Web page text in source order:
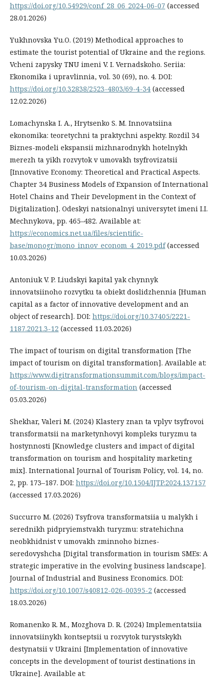
https://doi.org/10.54929/conf_28_06_2024-06-07 (accessed
28.01.2026)
Yukhnovska Yu.O. (2019) Methodical approaches to
estimate the tourist potential of Ukraine and the regions.
Vcheni zapysky TNU imeni V. I. Vernadskoho. Seriia:
Ekonomika i upravlinnia, vol. 30 (69), no. 4. DOI:
https://doi.org/10.32838/2523-4803/69-4-34 (accessed
12.02.2026)
Lomachynska I. A., Hrytsenko S. M. Innovatsiina
ekonomika: teoretychni ta praktychni aspekty. Rozdil 34
Biznes-modeli ekspansii mizhnarodnykh hotelnykh
merezh ta yikh rozvytok v umovakh tsyfrovizatsii
[Innovative Economy: Theoretical and Practical Aspects.
Chapter 34 Business Models of Expansion of International
Hotel Chains and Their Development in the Context of
Digitalization]. Odeskyi natsionalnyi universytet imeni I.I.
Mechnykova, pp. 465–482. Available at:
https://economics.net.ua/files/scientific-
base/monogr/mono_innov_econom_4_2019.pdf(accessed
10.03.2026)
Antoniuk V. P. Liudskyi kapital yak chynnyk
innovatsiinoho rozvytku ta obiekt doslidzhennia [Human
capital as a factor of innovative development and an
object of research]. DOI: https://doi.org/10.37405/2221-
1187.2021.3-12 (accessed 11.03.2026)
The impact of tourism on digital transformation [The
impact of tourism on digital transformation]. Available at:
https://www.digitransformationsummit.com/blogs/impact-
of-tourism-on-digital-transformation (accessed
05.03.2026)
Shekhar, Valeri M. (2024) Klastery znan ta vplyv tsyfrovoi
transformatsii na marketynhovyi kompleks turyzmu ta
hostynnosti [Knowledge clusters and impact of digital
transformation on tourism and hospitality marketing
mix]. International Journal of Tourism Policy, vol. 14, no.
2, pp. 173–187. DOI: https://doi.org/10.1504/IJTP.2024.137157
(accessed 17.03.2026)
Succurro M. (2026) Tsyfrova transformatsiia u malykh i
serednikh pidpryiemstvakh turyzmu: stratehichna
neobkhidnist v umovakh zminnoho biznes-
seredovyshcha [Digital transformation in tourism SMEs: A
strategic imperative in the evolving business landscape].
Journal of Industrial and Business Economics. DOI:
https://doi.org/10.1007/s40812-026-00395-2 (accessed
18.03.2026)
Romanenko R. M., Mozghova D. R. (2024) Implementatsiia
innovatsiinykh kontseptsii u rozvytok turystskykh
destynatsii v Ukraini [Implementation of innovative
concepts in the development of tourist destinations in
Ukraine]. Available at: